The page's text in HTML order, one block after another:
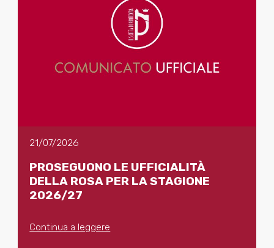
21/07/2026
PROSEGUONO LE UFFICIALITÀ
DELLA ROSA PER LA STAGIONE
2026/27
Continua a leggere